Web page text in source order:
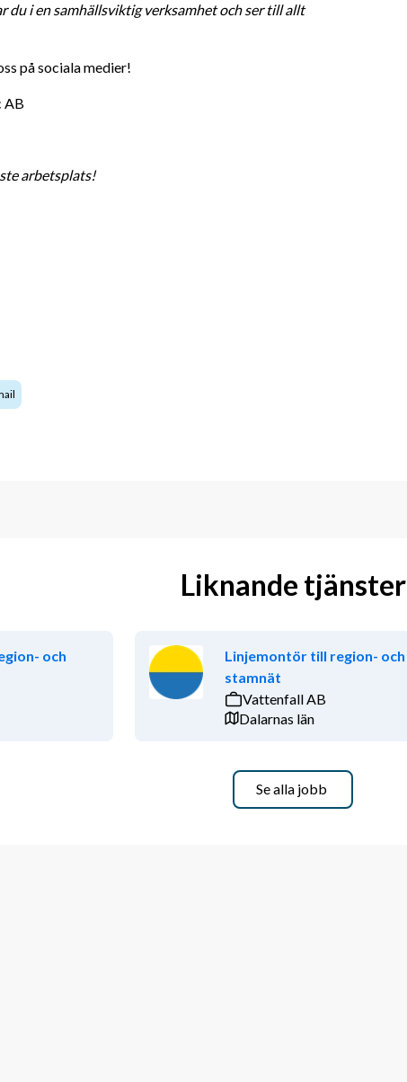
du i en samhällsviktig verksamhet och ser till allt
på sociala medier!
AB
arbetsplats!
Liknande tjänster
och
Linjemontör till region- och
stamnät
Vattenfall AB
Dalarnas län
Se alla jobb